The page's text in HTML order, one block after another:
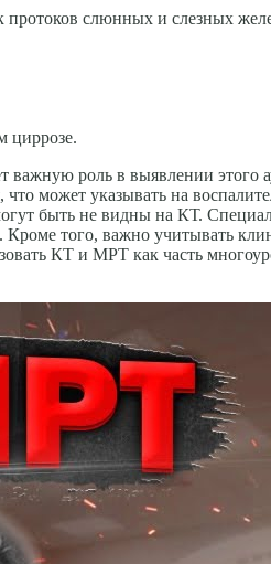
слюнных и слезных
циррозе.
роль в выявлении
может указывать на
быть не видны на КТ.
того, важно учитывать
КТ и МРТ как часть